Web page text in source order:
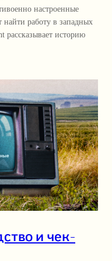
настроенные
работу в западных
рассказывает историю
и чек-